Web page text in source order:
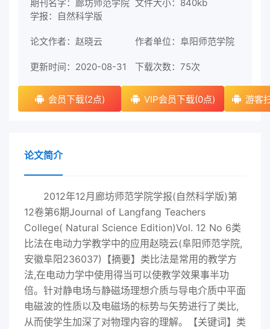
期刊名字：廊坊师范学院
学报：自然科学版
文件大小：840kb
论文作者：赵晓云 作者单位：阜阳师范学院
更新时间：2020-08-31 下载次数： 75次
会员下载(2点) VIP会员下载(0点) 游客
论文简介
2012年12月廊坊师范学院学报(自然科学版)第
12卷第6期Journal of Langfang Teachers
College( Natural Science Edition)Vol. 12 No 6类
比法在电动力学教学中的应用赵晓云(阜阳师范学院,
安徽阜阳236037)【摘要】类比法是常用的教学方
法,在电动力学中使用得当可以使教学效果事半功
倍。针对静电场与静磁场理想介质与导电介质中平面
电磁波的性质以及电磁场的标势与矢势进行了类比,
从而使学生加深了对物理内容的理解。【关键词】类